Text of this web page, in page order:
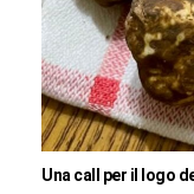
Una call per il logo